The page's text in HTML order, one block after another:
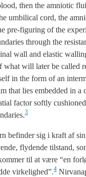
then the amni­o­tic
umbi­li­cal cord, the
pre-figuring of the
through the
wall and ela­stic
what will later be cal­led
in the form of an
that lies embed­ded in a
factor soft­ly
3
befin­der sig i kraft af
fly­den­de til­stand,
til at være “en
virkelighed”.4